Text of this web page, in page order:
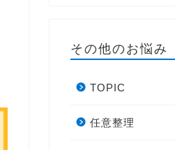
その他のお悩み
TOPIC
任意整理